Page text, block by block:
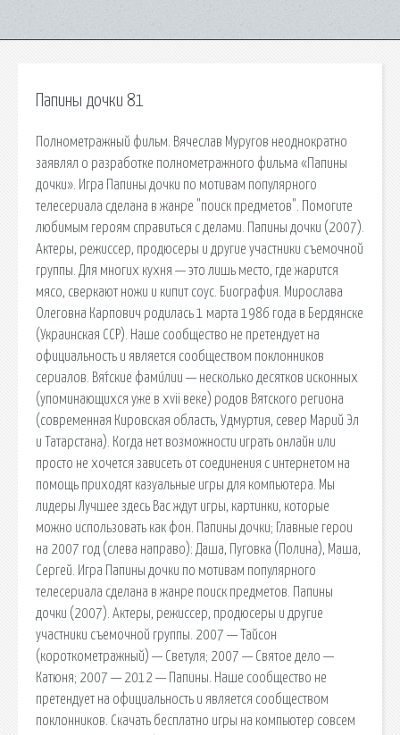
Папины дочки 81
Полнометражный фильм. Вячеслав Муругов неоднократно
заявлял о разработке полнометражного фильма «Папины
дочки». Игра Папины дочки по мотивам популярного
телесериала сделана в жанре "поиск предметов". Помогите
любимым героям справиться с делами. Папины дочки (2007).
Актеры, режиссер, продюсеры и другие участники съемочной
группы. Для многих кухня — это лишь место, где жарится
мясо, сверкают ножи и кипит соус. Биография. Мирослава
Олеговна Карпович родилась 1 марта 1986 года в Бердянске
(Украинская ССР). Наше сообщество не претендует на
официальность и является сообществом поклонников
сериалов. Вя́тские фами́лии — несколько десятков исконных
(упоминающихся уже в xvii веке) родов Вятского региона
(современная Кировская область, Удмуртия, север Марий Эл
и Татарстана). Когда нет возможности играть онлайн или
просто не хочется зависеть от соединения с интернетом на
помощь приходят казуальные игры для компьютера. Мы
лидеры Лучшее здесь Вас ждут игры, картинки, которые
можно использовать как фон. Папины дочки; Главные герои
на 2007 год (слева направо): Даша, Пуговка (Полина), Маша,
Сергей. Игра Папины дочки по мотивам популярного
телесериала сделана в жанре поиск предметов. Папины
дочки (2007). Актеры, режиссер, продюсеры и другие
участники съемочной группы. 2007 — Тайсон
(короткометражный) — Светуля; 2007 — Святое дело —
Катюня; 2007 — 2012 — Папины. Наше сообщество не
претендует на официальность и является сообществом
поклонников. Скачать бесплатно игры на компьютер совсем